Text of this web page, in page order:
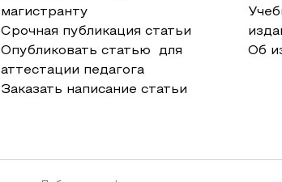
магистранту
Срочная публикация статьи
Опубликовать статью для
аттестации педагога
Заказать написание статьи
Об